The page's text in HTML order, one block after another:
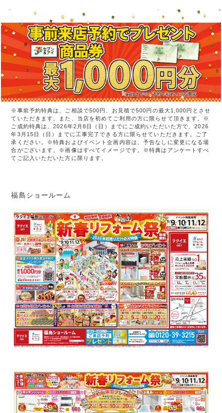
※事前予約特典は、ご相談で500円、お見積で500円の最大1,000円とさせ
ていただきます。また、当店を初めてご利用の方に限らせて頂きます。※
ご成約特典は、2026年2月8日（日）までにご成約いただいた方で、2026
年3月15日（日）までに工事完了できる方に限らせていただきます。ご了
承ください。※特典およびイベント企画内容は、予告なしに変更になる場
合がございます。※画像はすべてイメージです。※特典はアンケートすべ
てご記入いただいた方に限ります。
福島ショールーム